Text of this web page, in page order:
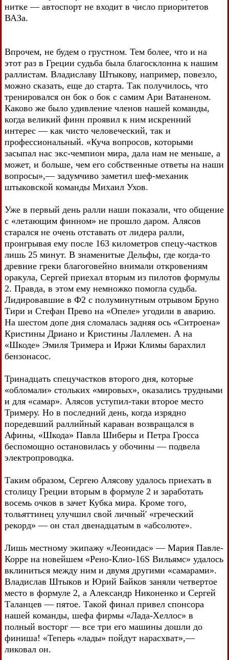
нитке — автоспорт не входит в число приоритетов
ВАЗа.
Впрочем, не будем о грустном. Тем более, что и на
этот раз в Греции судьба была благосклонна к нашим
раллистам. Владиславу Штыкову, например, повезло,
можно сказать, еще до старта. Так получилось, что
тренировался он бок о бок с самим Ари Ватаненом.
Каково же было удивление членов нашей команды,
когда великий финн проявил к ним искренний
интерес — как чисто человеческий, так и
профессиональный. «Куча вопросов, которыми
засыпал нас экс-чемпион мира, дала нам не меньше, а
может, и больше, чем его собственные ответы на наши
вопросы»,— задумчиво заметил шеф-механик
штыковской команды Михаил Ухов.
Уже в первый день ралли наши показали, что общение
с «летающим финном» не прошло даром. Алясов
старался не очень отставать от лидера ралли,
проигрывая ему после 163 километров спецу-частков
лишь 25 минут. В знаменитые Дельфы, где когда-то
древние греки благоговейно внимали откровениям
оракула, Сергей приехал вторым из пилотов формулы
2. Правда, в этом ему немножко помогла судьба.
Лидировавшие в Ф2 с полуминутным отрывом Бруно
Тири и Стефан Прево на «Опеле» угодили в аварию.
На шестом допе дня сломалась задняя ось «Ситроена»
Кристины Дриано и Кристины Лаллемен. А на
«Шкоде» Эмиля Тримера и Иржи Климы барахлил
бензонасос.
Тринадцать спецучастков второго дня, которые
«обломали» стольких «мировых», оказались трудными
и для «самар». Алясов уступил-таки второе место
Тримеру. Но в последний день, когда изрядно
поредевший раллийный караван возвращался в
Афины, «Шкода» Павла Шиберы и Петра Гросса
беспомощно остановилась у обочины — подвела
электропроводка.
Таким образом, Сергею Алясову удалось приехать в
столицу Греции вторым в формуле 2 и заработать
восемь очков в зачет Кубка мира. Кроме того,
тольяттинец улучшил свой личный' «греческий
рекорд» — он стал двенадцатым в «абсолюте».
Лишь местному экипажу «Леонидас» — Мария Павле-
Корре на новейшем «Рено-Клио-16S Вильямс» удалось
вклиниться между ним и двумя другими «самарами».
Владислав Штыков и Юрий Байков заняли четвертое
место в формуле 2, а Александр Никоненко и Сергей
Таланцев — пятое. Такой финал привел спонсора
нашей команды, шефа фирмы «Лада-Хеллос» в
полный восторг — все три его машины дошли до
финиша! «Теперь «лады» пойдут нарасхват»,—
ликовал он.